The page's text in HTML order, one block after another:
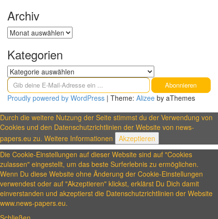
Archiv
Archiv
Kategorien
Kategorien
Gib deine E-Mail-Adresse ein ...
Abonnieren
Proudly powered by WordPress | Theme: Alizee by aThemes
Durch die weitere Nutzung der Seite stimmst du der Verwendung von
Cookies und den Datenschutzrichtlinien der Website von news-
papers.eu zu. Weitere Informationen
Akzeptieren
Die Cookie-Einstellungen auf dieser Website sind auf "Cookies
zulassen" eingestellt, um das beste Surferlebnis zu ermöglichen.
Wenn Du diese Website ohne Änderung der Cookie-Einstellungen
verwendest oder auf "Akzeptieren" klickst, erklärst Du Dich damit
einverstanden und akzeptierst die Datenschutzrichtlinien der Website
www.news-papers.eu.